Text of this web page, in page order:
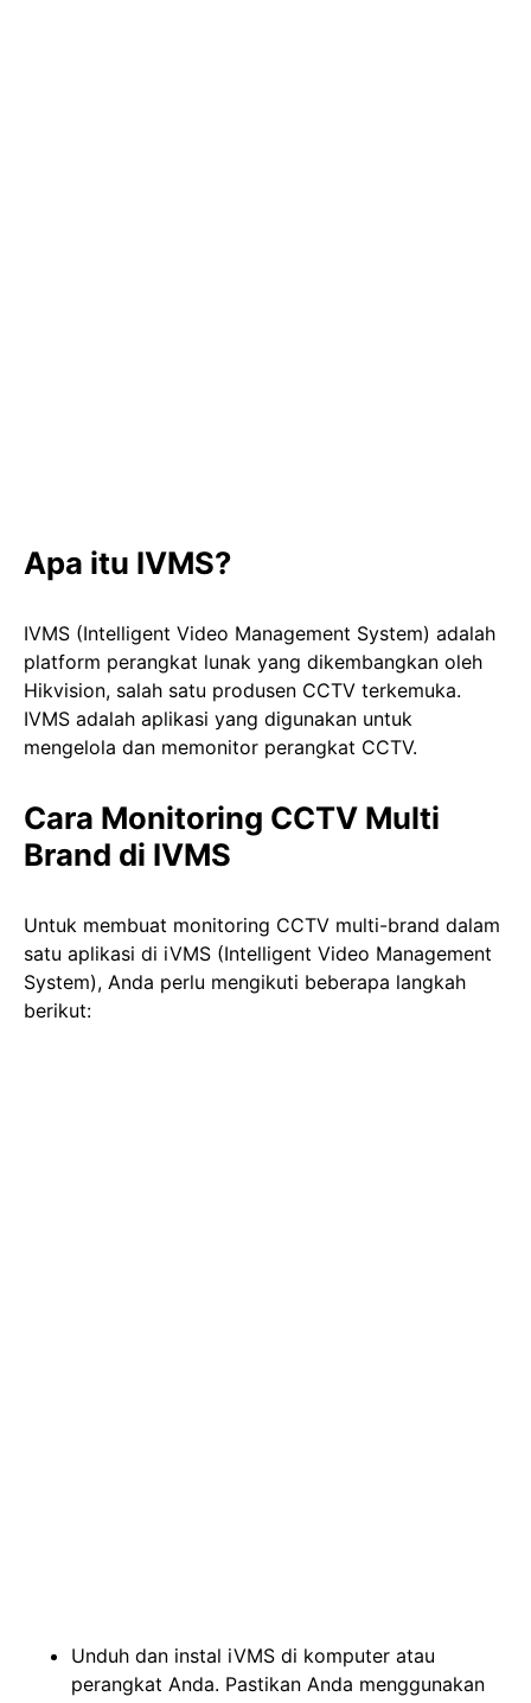
Apa itu IVMS?
IVMS (Intelligent Video Management System) adalah
platform perangkat lunak yang dikembangkan oleh
Hikvision, salah satu produsen CCTV terkemuka.
IVMS adalah aplikasi yang digunakan untuk
mengelola dan memonitor perangkat CCTV.
Cara Monitoring CCTV Multi
Brand di IVMS
Untuk membuat monitoring CCTV multi-brand dalam
satu aplikasi di iVMS (Intelligent Video Management
System), Anda perlu mengikuti beberapa langkah
berikut:
Unduh dan instal iVMS di komputer atau
perangkat Anda. Pastikan Anda menggunakan